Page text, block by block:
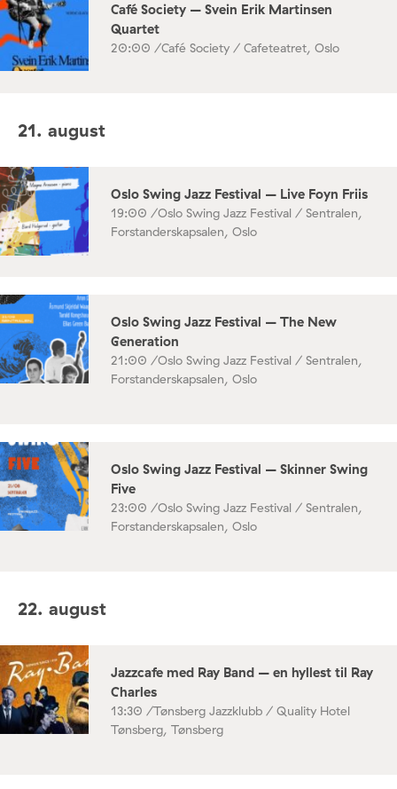
Café Society – Svein Erik Martinsen
Quartet
20:00 /Café Society / Cafeteatret, Oslo
21. august
Oslo Swing Jazz Festival – Live Foyn Friis
19:00 /Oslo Swing Jazz Festival / Sentralen,
Forstanderskapsalen, Oslo
Oslo Swing Jazz Festival – The New
Generation
21:00 /Oslo Swing Jazz Festival / Sentralen,
Forstanderskapsalen, Oslo
Oslo Swing Jazz Festival – Skinner Swing
Five
23:00 /Oslo Swing Jazz Festival / Sentralen,
Forstanderskapsalen, Oslo
22. august
Jazzcafe med Ray Band – en hyllest til Ray
Charles
13:30 /Tønsberg Jazzklubb / Quality Hotel
Tønsberg, Tønsberg